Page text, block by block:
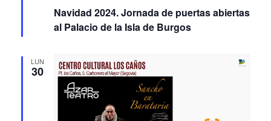
Navidad 2024. Jornada de puertas abiertas
al Palacio de la Isla de Burgos
LUN
30